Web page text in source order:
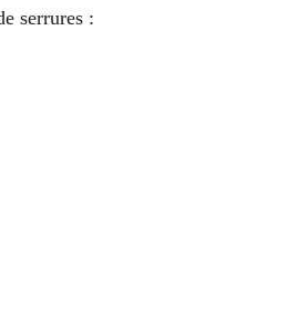
serrures :